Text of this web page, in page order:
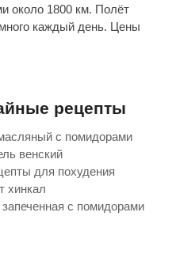
около 1800 км. Полёт
каждый день. Цены
рецепты
с помидорами
венский
для похудения
хинкал
с помидорами